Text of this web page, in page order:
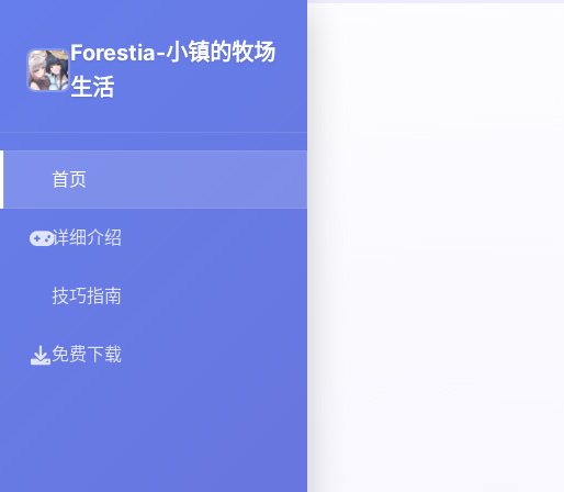
Forestia-小镇的牧场
生活
首页
详细介绍
技巧指南
免费下载